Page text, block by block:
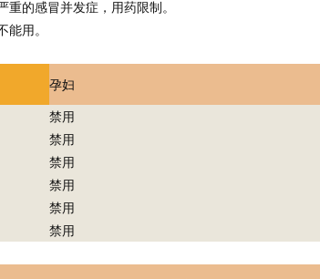
的感冒并发症，用药限制。
用。
孕妇
禁用
禁用
禁用
禁用
禁用
禁用